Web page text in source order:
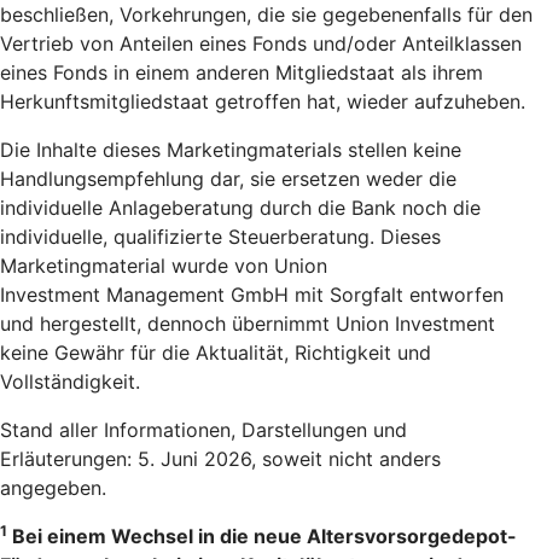
beschließen, Vorkehrungen, die sie gegebenenfalls für den
Vertrieb von Anteilen eines Fonds und/oder Anteilklassen
eines Fonds in einem anderen Mitgliedstaat als ihrem
Herkunftsmitgliedstaat getroffen hat, wieder aufzuheben.
Die Inhalte dieses Marketingmaterials stellen keine
Handlungsempfehlung dar, sie ersetzen weder die
individuelle Anlageberatung durch die Bank noch die
individuelle, qualifizierte Steuerberatung. Dieses
Marketingmaterial wurde von Union
Investment Management GmbH mit Sorgfalt entworfen
und hergestellt, dennoch übernimmt Union Investment
keine Gewähr für die Aktualität, Richtigkeit und
Vollständigkeit.
Stand aller Informationen, Darstellungen und
Erläuterungen: 5. Juni 2026, soweit nicht anders
angegeben.
1 Bei einem Wechsel in die neue Altersvorsorgedepot-